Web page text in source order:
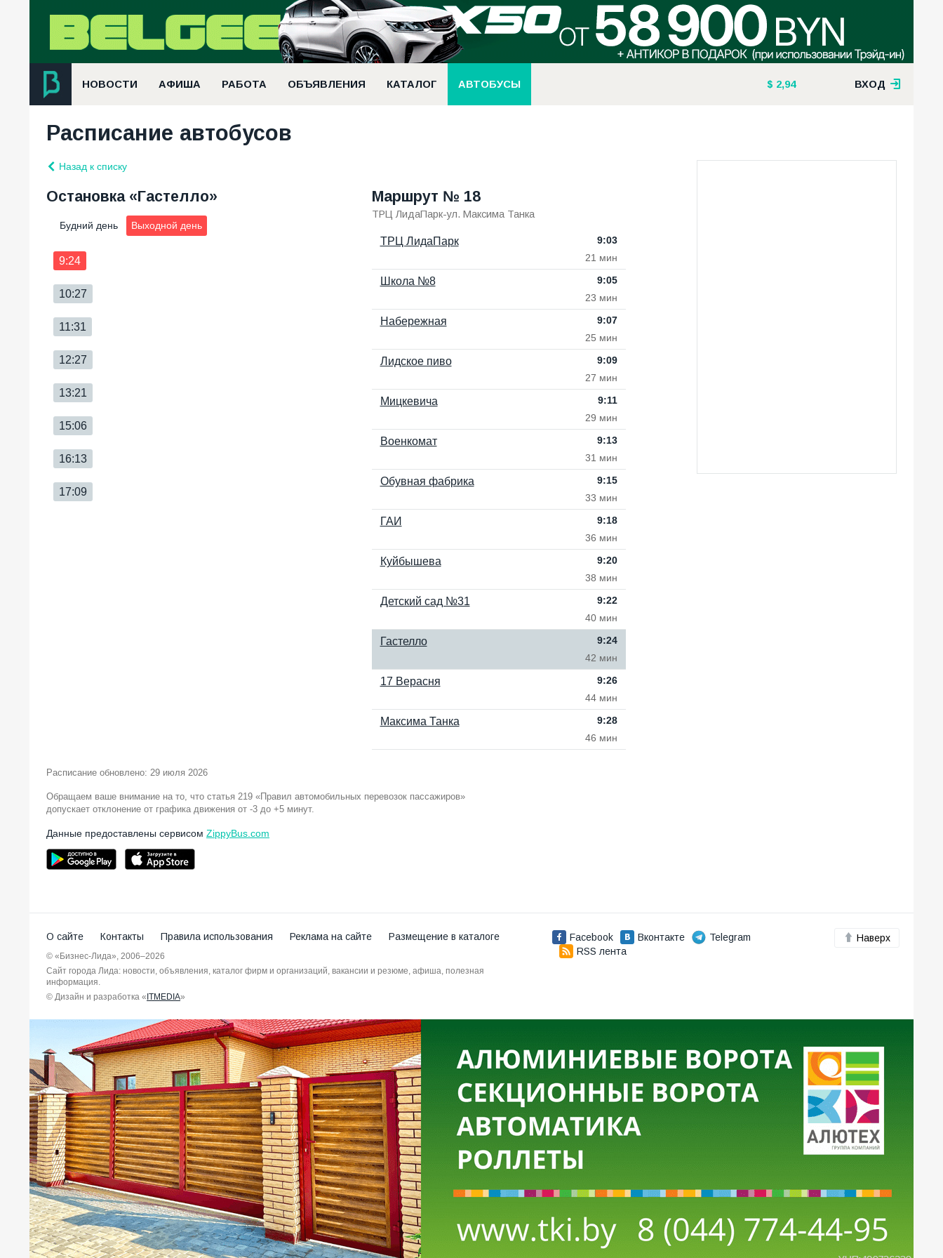
НОВОСТИ АФИША РАБОТА ОБЪЯВЛЕНИЯ КАТАЛОГ АВТОБУСЫ 2,94 ВХОД
Расписание автобусов
Назад к списку
Остановка «Гастелло»
Будний день Выходной день
9:24
10:27
11:31
12:27
13:21
15:06
16:13
17:09
Маршрут № 18
ТРЦ ЛидаПарк-ул. Максима Танка
ТРЦ ЛидаПарк
9:03
21 мин
Школа №8
9:05
23 мин
Набережная
9:07
25 мин
Лидское пиво
9:09
27 мин
Мицкевича
9:11
29 мин
Военкомат
9:13
31 мин
Обувная фабрика
9:15
33 мин
ГАИ
9:18
36 мин
Куйбышева
9:20
38 мин
Детский сад №31
9:22
40 мин
Гастелло
9:24
42 мин
17 Верасня
9:26
44 мин
Максима Танка
9:28
46 мин
Расписание обновлено: 29 июля 2026
Обращаем ваше внимание на то, что статья 219 «Правил автомобильных перевозок пассажиров»
допускает отклонение от графика движения от -3 до +5 минут.
Данные предоставлены сервисом ZippyBus.com
О сайте Контакты Правила использования Реклама на сайте Размещение в каталоге
© «Бизнес-Лида», 2006–2026
Сайт города Лида: новости, объявления, каталог фирм и организаций, вакансии и резюме, афиша, полезная
информация.
© Дизайн и разработка « ITMEDIA»
Facebook Вконтакте
Telegram
RSS лента
Наверх